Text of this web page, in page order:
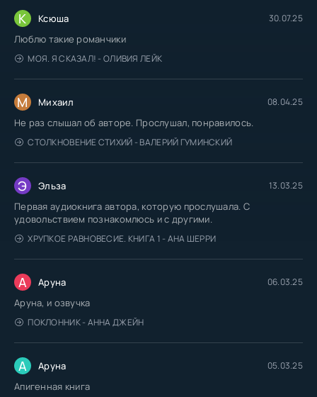
К Ксюша 30.07.25
Люблю такие романчики
МОЯ. Я СКАЗАЛ! - ОЛИВИЯ ЛЕЙК
М Михаил 08.04.25
Не раз слышал об авторе. Прослушал, понравилось.
СТОЛКНОВЕНИЕ СТИХИЙ - ВАЛЕРИЙ ГУМИНСКИЙ
Э Эльза 13.03.25
Первая аудиокнига автора, которую прослушала. С
удовольствием познакомлюсь и с другими.
ХРУПКОЕ РАВНОВЕСИЕ. КНИГА 1 - АНА ШЕРРИ
А Аруна 06.03.25
Аруна, и озвучка
ПОКЛОННИК - АННА ДЖЕЙН
А Аруна 05.03.25
Апигенная книга